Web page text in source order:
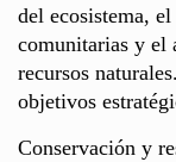
del ecosistema,
comunitarias y el
recursos
objetivos
Conservación y